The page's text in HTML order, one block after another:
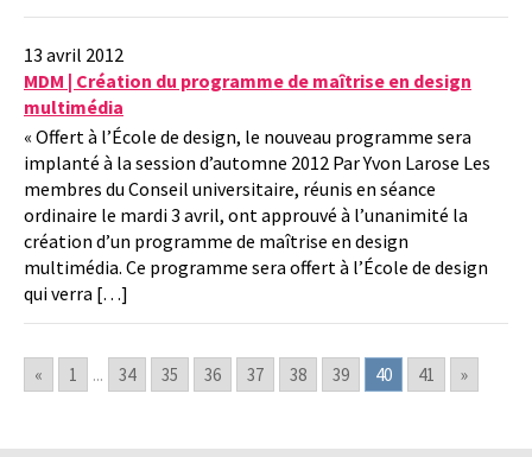
13 avril 2012
MDM | Création du programme de maîtrise en design
multimédia
« Offert à l’École de design, le nouveau programme sera
implanté à la session d’automne 2012 Par Yvon Larose Les
membres du Conseil universitaire, réunis en séance
ordinaire le mardi 3 avril, ont approuvé à l’unanimité la
création d’un programme de maîtrise en design
multimédia. Ce programme sera offert à l’École de design
qui verra […]
« 1 ... 34 35 36 37 38 39 40 41 »